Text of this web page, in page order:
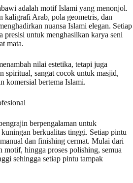
adalah motif Islami yang menonjol.
kaligrafi Arab, pola geometris, dan
nuansa Islami elegan. Setiap
presisi untuk menghasilkan karya seni
mata.
nilai estetika, tetapi juga
spiritual, sangat cocok untuk masjid,
komersial bertema Islami.
berpengalaman untuk
berkualitas tinggi. Setiap pintu
dan finishing cermat. Mulai dari
motif, hingga proses polishing, semua
sehingga setiap pintu tampak